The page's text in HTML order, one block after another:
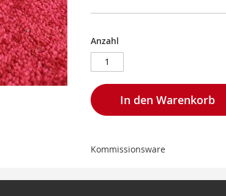
Anzahl
In den Warenkorb
Kommissionsware